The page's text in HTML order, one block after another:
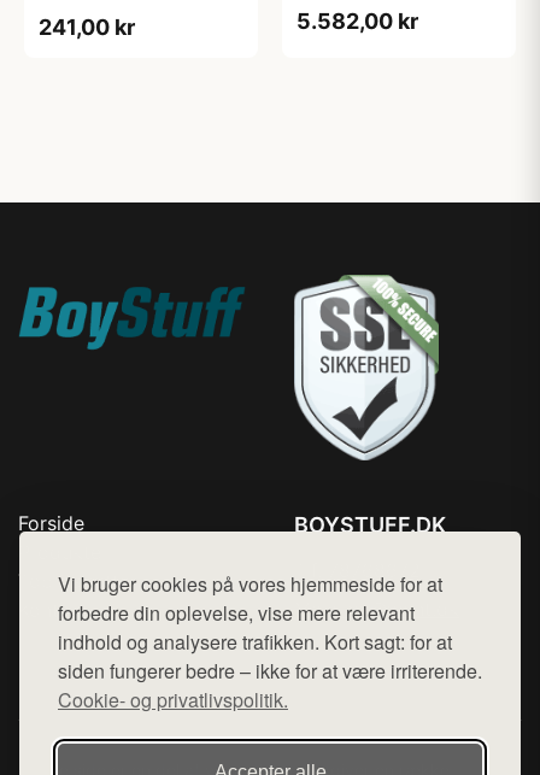
Vi bruger cookies på vores hjemmeside for at
forbedre din oplevelse, vise mere relevant
indhold og analysere trafikken. Kort sagt: for at
siden fungerer bedre – ikke for at være irriterende.
Cookie- og privatlivspolitik.
241,00 kr 5.582,00 kr
Forside
Top Rabatter
Kontakt
BOYSTUFF.DK
Mail: hej@want.dk
Cookie- og privatlivspolitik
Denne side er en del af want.dk, der udgiver en række